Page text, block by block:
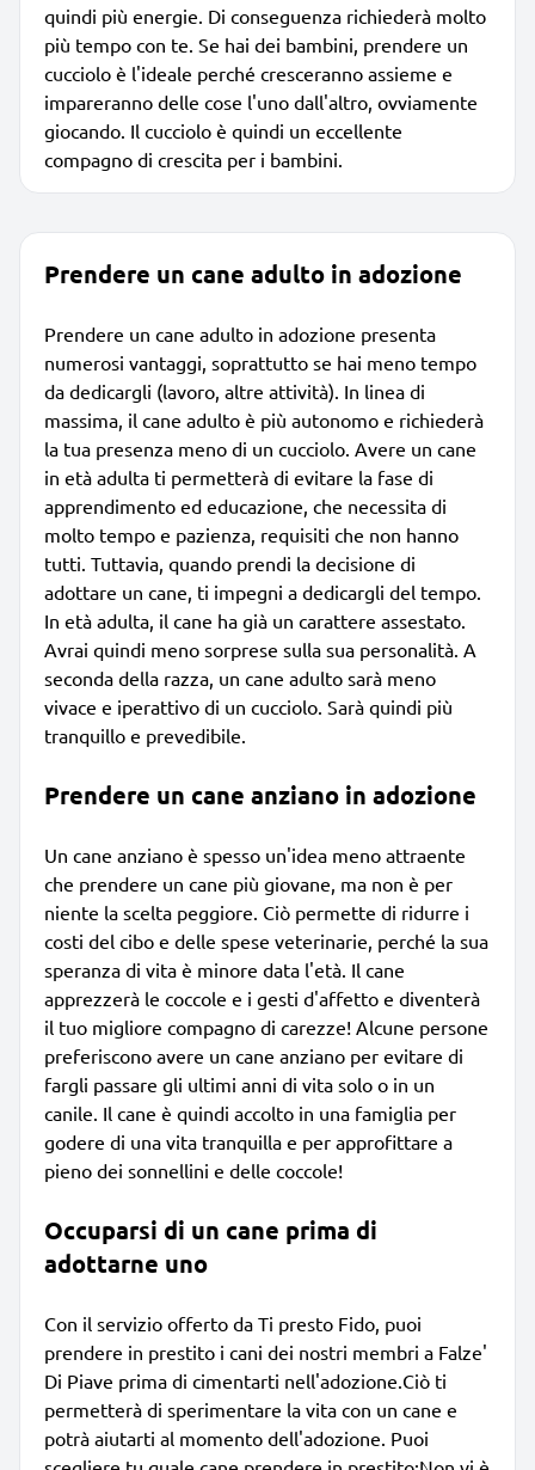
quindi più energie. Di conseguenza richiederà molto
più tempo con te. Se hai dei bambini, prendere un
cucciolo è l'ideale perché cresceranno assieme e
impareranno delle cose l'uno dall'altro, ovviamente
giocando. Il cucciolo è quindi un eccellente
compagno di crescita per i bambini.
Prendere un cane adulto in adozione
Prendere un cane adulto in adozione presenta
numerosi vantaggi, soprattutto se hai meno tempo
da dedicargli (lavoro, altre attività). In linea di
massima, il cane adulto è più autonomo e richiederà
la tua presenza meno di un cucciolo. Avere un cane
in età adulta ti permetterà di evitare la fase di
apprendimento ed educazione, che necessita di
molto tempo e pazienza, requisiti che non hanno
tutti. Tuttavia, quando prendi la decisione di
adottare un cane, ti impegni a dedicargli del tempo.
In età adulta, il cane ha già un carattere assestato.
Avrai quindi meno sorprese sulla sua personalità. A
seconda della razza, un cane adulto sarà meno
vivace e iperattivo di un cucciolo. Sarà quindi più
tranquillo e prevedibile.
Prendere un cane anziano in adozione
Un cane anziano è spesso un'idea meno attraente
che prendere un cane più giovane, ma non è per
niente la scelta peggiore. Ciò permette di ridurre i
costi del cibo e delle spese veterinarie, perché la sua
speranza di vita è minore data l'età. Il cane
apprezzerà le coccole e i gesti d'affetto e diventerà
il tuo migliore compagno di carezze! Alcune persone
preferiscono avere un cane anziano per evitare di
fargli passare gli ultimi anni di vita solo o in un
canile. Il cane è quindi accolto in una famiglia per
godere di una vita tranquilla e per approfittare a
pieno dei sonnellini e delle coccole!
Occuparsi di un cane prima di
adottarne uno
Con il servizio offerto da Ti presto Fido, puoi
prendere in prestito i cani dei nostri membri a Falze'
Di Piave prima di cimentarti nell'adozione.Ciò ti
permetterà di sperimentare la vita con un cane e
potrà aiutarti al momento dell'adozione. Puoi